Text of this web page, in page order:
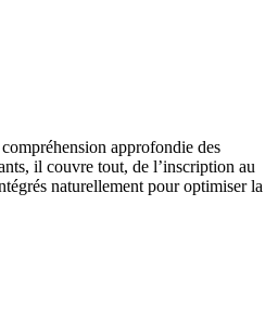
approfondie des
il couvre tout, de l’inscription au
naturellement pour optimiser la